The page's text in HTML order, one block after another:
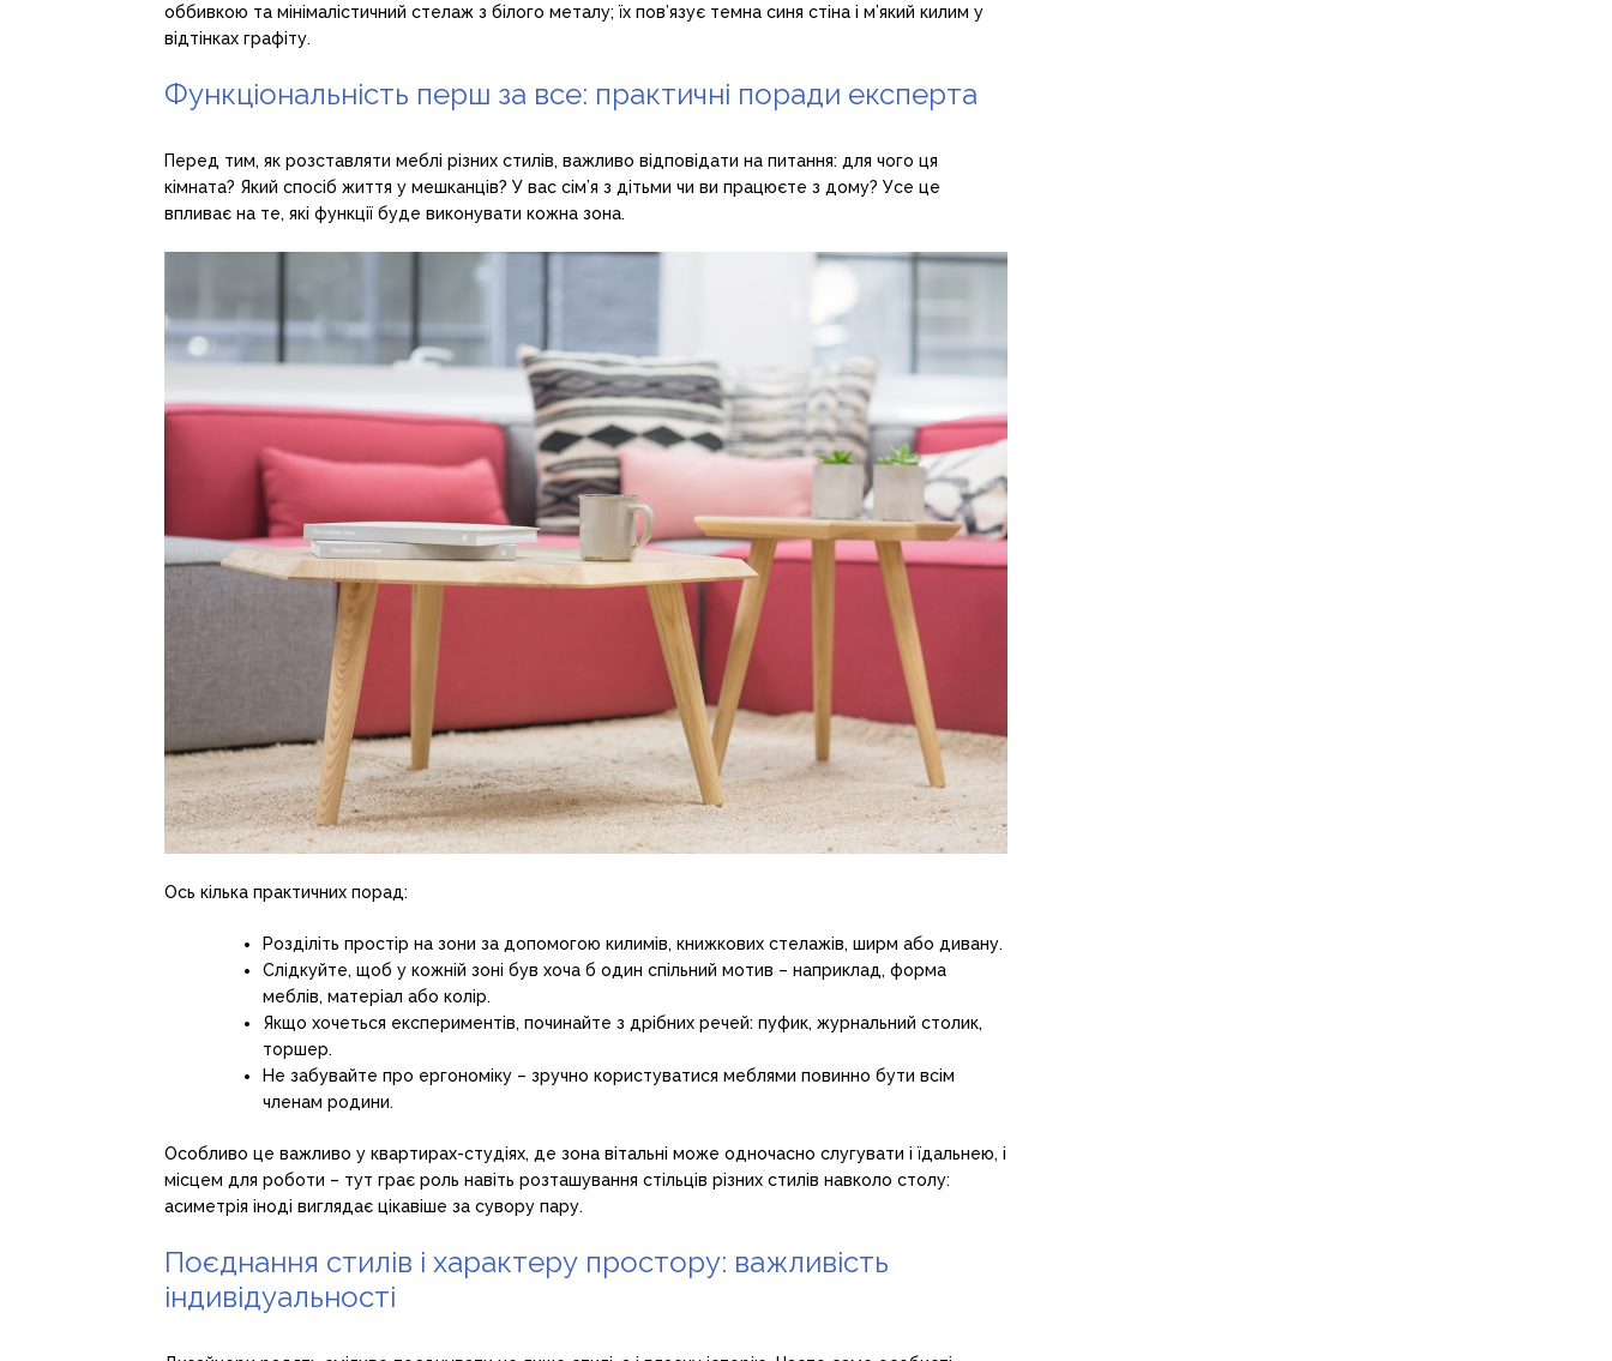
оббивкою та мінімалістичний стелаж з білого металу; їх пов’язує темна синя стіна і м’який килим у
відтінках графіту.
Функціональність перш за все: практичні поради експерта
Перед тим, як розставляти меблі різних стилів, важливо відповідати на питання: для чого ця
кімната? Який спосіб життя у мешканців? У ваc сім’я з дітьми чи ви працюєте з дому? Усе це
впливає на те, які функції буде виконувати кожна зона.
Ось кілька практичних порад:
Розділіть простір на зони за допомогою килимів, книжкових стелажів, ширм або дивану.
Слідкуйте, щоб у кожній зоні був хоча б один спільний мотив – наприклад, форма
меблів, матеріал або колір.
Якщо хочеться експериментів, починайте з дрібних речей: пуфик, журнальний столик,
торшер.
Не забувайте про ергономіку – зручно користуватися меблями повинно бути всім
членам родини.
Особливо це важливо у квартирах-студіях, де зона вітальні може одночасно слугувати і їдальнею, і
місцем для роботи – тут грає роль навіть розташування стільців різних стилів навколо столу:
асиметрія іноді виглядає цікавіше за сувору пару.
Поєднання стилів і характеру простору: важливість
індивідуальності